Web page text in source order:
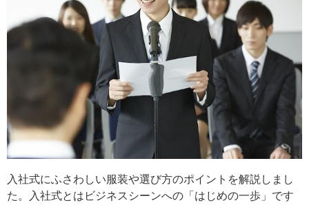
入社式にふさわしい服装や選び方のポイントを解説しまし
た。入社式とはビジネスシーンへの「はじめの一歩」です